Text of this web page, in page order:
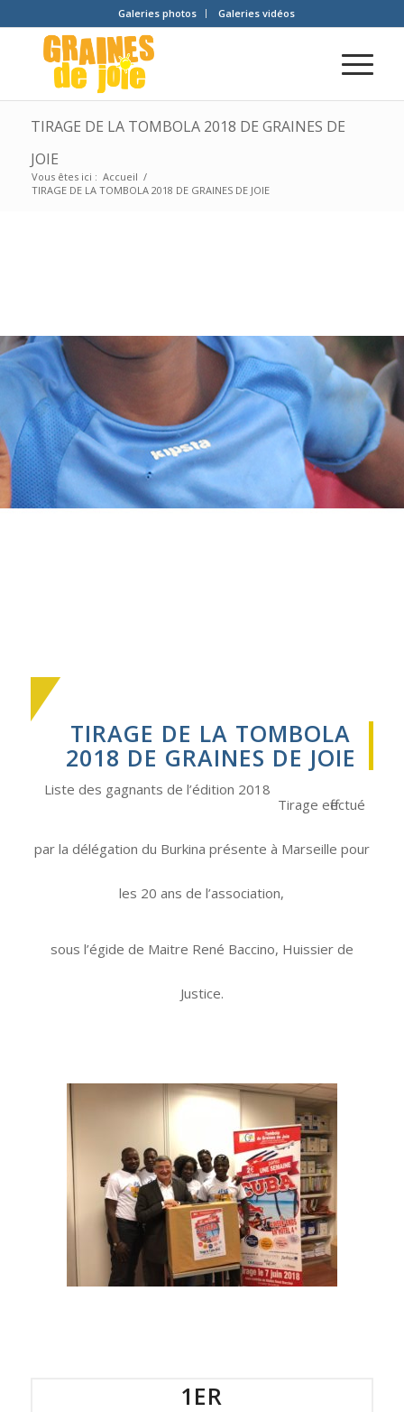
Galeries photos Galeries vidéos
TIRAGE DE LA TOMBOLA 2018 DE GRAINES DE
JOIE
Vous êtes ici : Accueil /
TIRAGE DE LA TOMBOLA 2018 DE GRAINES DE JOIE
TIRAGE DE LA TOMBOLA
2018 DE GRAINES DE JOIE
Liste des gagnants de l’édition 2018
Tirage effectué
par la délégation du Burkina présente à Marseille pour
les 20 ans de l’association,
sous l’égide de Maitre René Baccino, Huissier de
Justice.
1ER